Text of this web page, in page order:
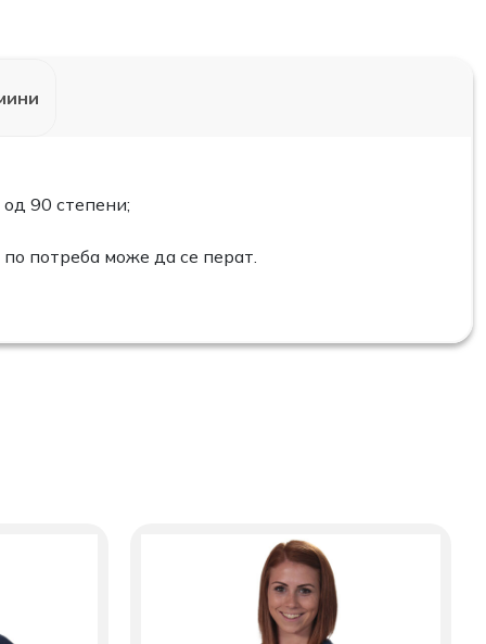
90 степени;
потреба може да се перат.